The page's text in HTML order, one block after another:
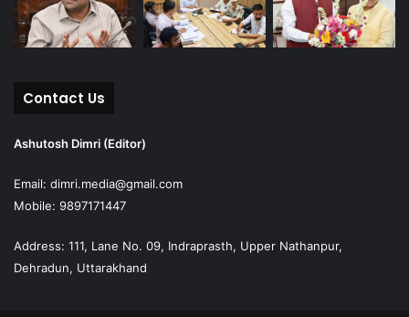
Contact Us
Ashutosh Dimri (Editor)
Email: dimri.media@gmail.com
Mobile: 9897171447
Address: 111, Lane No. 09, Indraprasth, Upper Nathanpur,
Dehradun, Uttarakhand